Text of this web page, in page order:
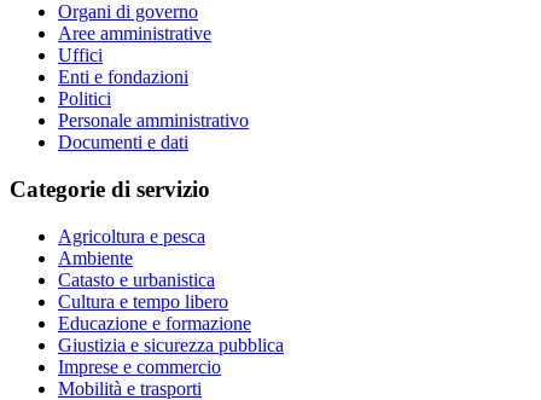
Organi di governo
Aree amministrative
Uffici
Enti e fondazioni
Politici
Personale amministrativo
Documenti e dati
Categorie di servizio
Agricoltura e pesca
Ambiente
Catasto e urbanistica
Cultura e tempo libero
Educazione e formazione
Giustizia e sicurezza pubblica
Imprese e commercio
Mobilità e trasporti